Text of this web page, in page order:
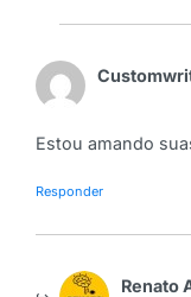
Estou amando
Responder
Renato